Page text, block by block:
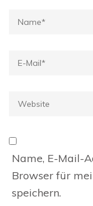
Name*
E-
Website
Name, E-Mail-
Browser für
speichern.